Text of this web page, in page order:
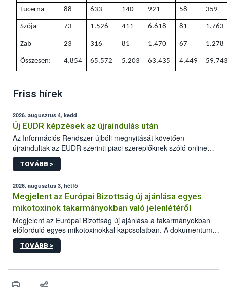
Lucerna 88 633 140 921 58 359
Szója 73 1.526 411 6.618 81 1.763
Zab 23 316 81 1.470 67 1.278
Összesen: 4.854 65.572 5.203 63.435 4.449
Friss hírek
2026. augusztus 4, kedd
Új EUDR képzések az újraindulás után
Az Információs Rendszer újbóli megnyitását követően
újraindultak az EUDR szerinti piaci szereplőknek szóló online
képzések.
TOVÁBB >
2026. augusztus 3, hétfő
Megjelent az Európai Bizottság új ajánlása egyes
mikotoxinok takarmányokban való jelenlétéről
Megjelent az Európai Bizottság új ajánlása a takarmányokban
előforduló egyes mikotoxinokkal kapcsolatban. A dokumentum
2027-től új irányértékek alkalmazását írja elő, és a jelenleg
hatályos uniós ajánlások helyébe lép.
TOVÁBB >